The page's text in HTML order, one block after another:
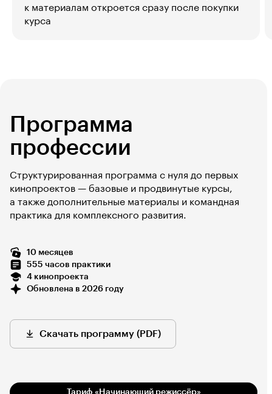
к материалам откроется сразу после покупки
курса
Программа
профессии
Структурированная программа с нуля до первых
кинопроектов — базовые и продвинутые курсы,
а также дополнительные материалы и командная
практика для комплексного развития.
10 месяцев
555 часов практики
4 кинопроекта
Обновлена в 2026 году
Скачать программу (PDF)